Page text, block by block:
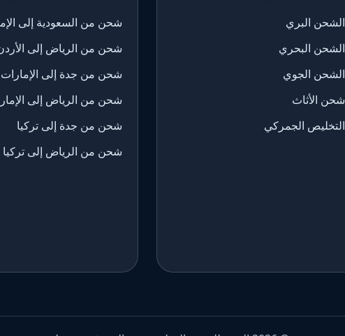
الشحن البري
الشحن البحري
الشحن الجوي
شحن الأثاث
التخليص الجمركي
شحن من السعودية إلى
شحن من الرياض إلى
شحن من جدة إلى الإمارات
شحن من الرياض إلى
شحن من جدة إلى تركيا
شحن من الرياض إلى تركيا